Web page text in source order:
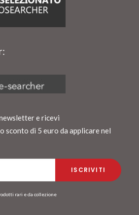
e ricevi
sconto di 5 euro da applicare nel
rari e da collezione